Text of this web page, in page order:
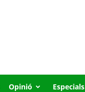
Opinió Especials